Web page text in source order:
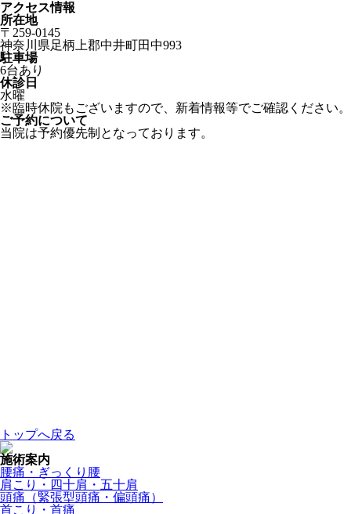
アクセス情報
所在地
〒259-0145
神奈川県足柄上郡中井町田中993
駐車場
6台あり
休診日
水曜
※臨時休院もございますので、新着情報等でご確認ください。
ご予約について
当院は予約優先制となっております。
トップへ戻る
施術案内
腰痛・ぎっくり腰
肩こり・四十肩・五十肩
頭痛（緊張型頭痛・偏頭痛）
首こり・首痛